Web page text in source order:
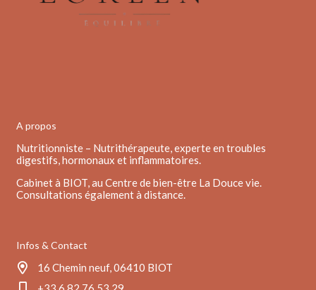
A propos
Nutritionniste – Nutrithérapeute, experte en troubles
digestifs, hormonaux et inflammatoires.
Cabinet à BIOT, au Centre de bien-être La Douce vie.
Consultations également à distance.
Infos & Contact
16 Chemin neuf, 06410 BIOT